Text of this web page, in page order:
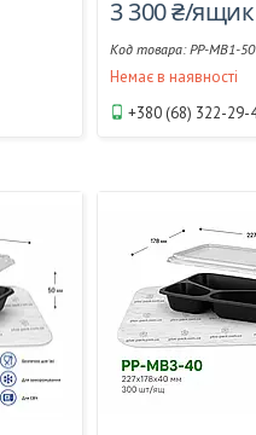
3 300 ₴/ящик
РР-МВ1-50
Немає в наявності
+380 (68) 322-29-